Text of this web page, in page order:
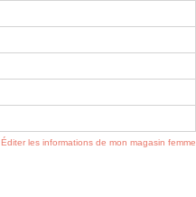
Éditer les informations de mon magasin femme